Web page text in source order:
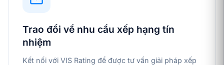
Trao đổi về nhu cầu xếp hạng tín
nhiệm
Kết nối với VIS Rating để được tư vấn giải pháp xếp